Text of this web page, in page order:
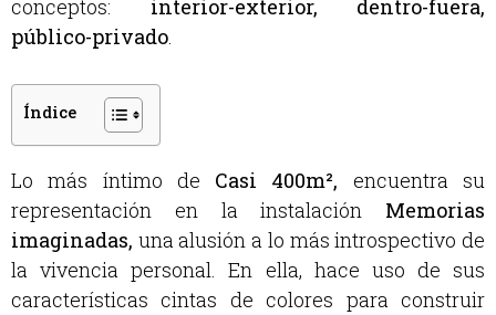
conceptos: interior-exterior, dentro-fuera,
público-privado
Índice
Lo más íntimo de Casi 400m², encuentra su
representación en la instalación Memorias
imaginadas, una alusión a lo más introspectivo de
la vivencia personal. En ella, hace uso de sus
características cintas de colores para construir